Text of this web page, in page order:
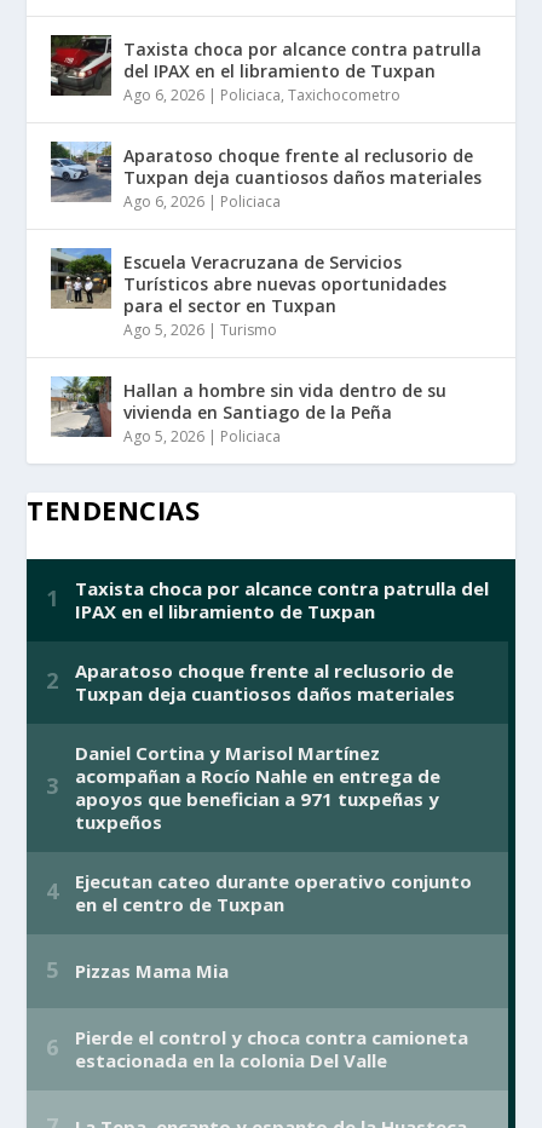
Taxista choca por alcance contra patrulla
del IPAX en el libramiento de Tuxpan
Ago 6, 2026 | Policiaca,Taxichocometro
Aparatoso choque frente al reclusorio de
Tuxpan deja cuantiosos daños materiales
Ago 6, 2026 | Policiaca
Escuela Veracruzana de Servicios
Turísticos abre nuevas oportunidades
para el sector en Tuxpan
Ago 5, 2026 |Turismo
Hallan a hombre sin vida dentro de su
vivienda en Santiago de la Peña
Ago 5, 2026 | Policiaca
TENDENCIAS